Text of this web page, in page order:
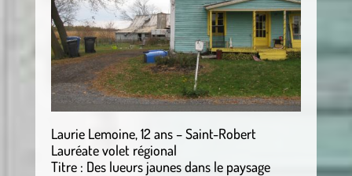
Laurie Lemoine, 12 ans – Saint-Robert
Lauréate volet régional
Titre : Des lueurs jaunes dans le paysage